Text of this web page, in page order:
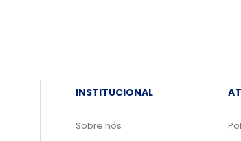
INSTITUCIONAL
Sobre nós